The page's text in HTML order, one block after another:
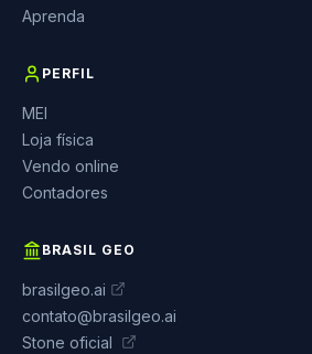
Aprenda
PERFIL
MEI
Loja física
Vendo online
Contadores
BRASIL GEO
brasilgeo.ai
contato@brasilgeo.ai
Stone oficial